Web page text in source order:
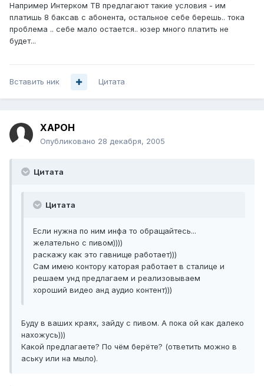
Например Интерком ТВ предлагают такие условия - им
платишь 8 баксав с абонента, остальное себе берешь.. тока
проблема .. себе мало остается.. юзер много платить не
будет...
Вставить ник Цитата
XAPOH
Опубликовано 28 декабря, 2005
Цитата
Цитата
Если нужна по ним инфа то обращайтесь...
желательно с пивом))))
раскажу как это гавнище работает)))
Сам имею контору каторая работает в сталице и
решаем унд предлагаем и реализовываем
хороший видео анд аудио контент)))
Буду в ваших краях, зайду с пивом. А пока ой как далеко
нахожусь)))
Какой предлагаете? По чём берёте? (ответить можно в
аську или на мыло).